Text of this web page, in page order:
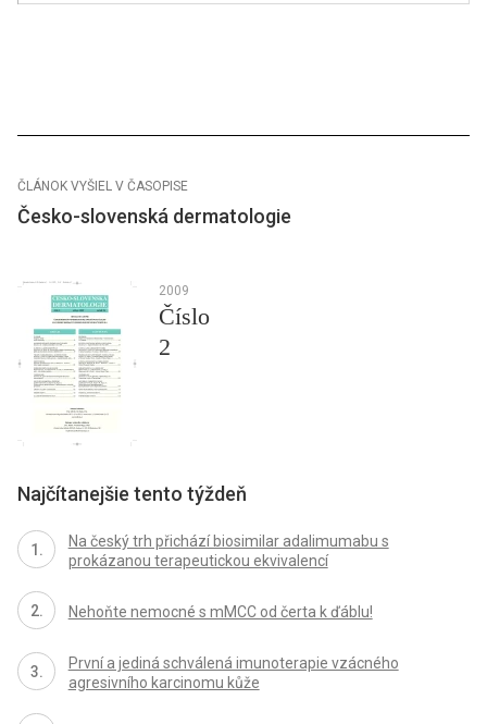
ČLÁNOK VYŠIEL V ČASOPISE
Česko-slovenská dermatologie
2009
Číslo
2
Najčítanejšie tento týždeň
Na český trh přichází biosimilar adalimumabu s
prokázanou terapeutickou ekvivalencí
Nehoňte nemocné s mMCC od čerta k ďáblu!
První a jediná schválená imunoterapie vzácného
agresivního karcinomu kůže